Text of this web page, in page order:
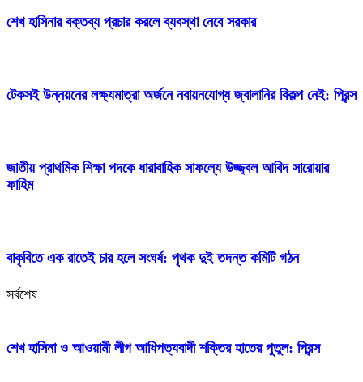
শেখ হাসিনার বক্তব্য প্রচার করলে ব্যবস্থা নেবে সরকার
টেকসই উন্নয়নের লক্ষ্যমাত্রা অর্জনে নবায়নযোগ্য জ্বালানির বিকল্প নেই: প্রিন্স
জাতীয় প্রাথমিক শিক্ষা পদকে ধারাবাহিক সাফল্যে উজ্জ্বল আবিদ সারোয়ার
ফাহিম
বাকৃবিতে এক রাতেই চার হলে সংঘর্ষ: পৃথক দুই তদন্ত কমিটি গঠন
সর্বশেষ
শেখ হাসিনা ও আওয়ামী লীগ আধিপত্যবাদী শক্তির হাতের পুতুল: প্রিন্স